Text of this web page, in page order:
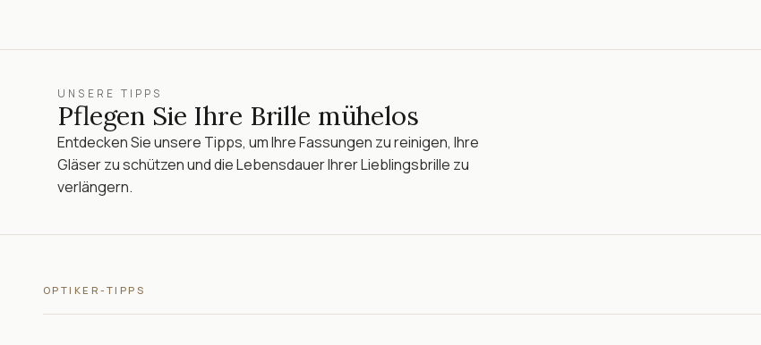
UNSERE TIPPS
Pflegen Sie Ihre Brille mühelos
Entdecken Sie unsere Tipps, um Ihre Fassungen zu reinigen, Ihre
Gläser zu schützen und die Lebensdauer Ihrer Lieblingsbrille zu
verlängern.
OPTIKER-TIPPS